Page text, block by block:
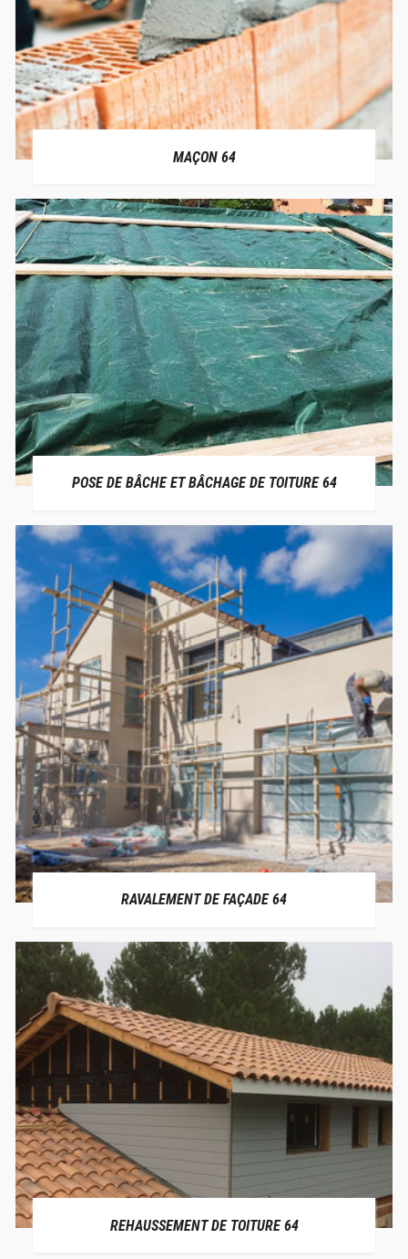
MAÇON 64
POSE DE BÂCHE ET BÂCHAGE DE TOITURE 64
RAVALEMENT DE FAÇADE 64
REHAUSSEMENT DE TOITURE 64